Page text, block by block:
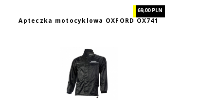
69,00 PLN
Apteczka motocyklowa OXFORD OX741